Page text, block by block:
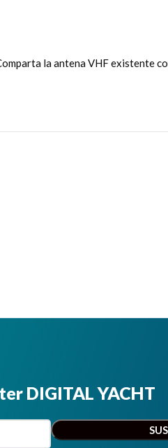
la antena VHF existente
DIGITAL YACHT